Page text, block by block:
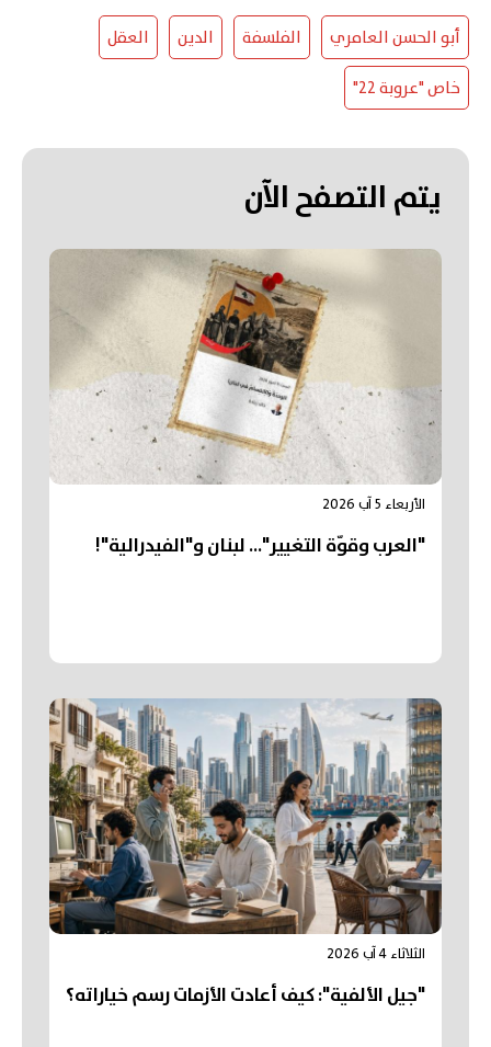
أبو الحسن العامري الفلسفة الدين
العقل
خاص "عروبة 22"
يتم التصفح الآن
الأربعاء 5 آب 2026
"العرب وقوّة التغيير"... لبنان و"الفيدرالية"!
الثلاثاء 4 آب 2026
"جيل الألفية": كيف أعادت الأزمات رسم خياراته؟